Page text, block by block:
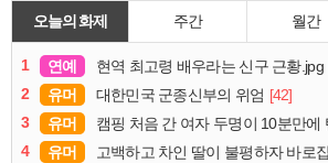
오늘의 화제 주간 월간
1 연예 현역 최고령 배우라는 신구 근황.jpg
2
유머 대한민국 군종신부의 위엄 [42]
3
유머 캠핑 처음 간 여자 두명이 10분만에
4
유머 고백하고 차인 딸이 불평하자 바로